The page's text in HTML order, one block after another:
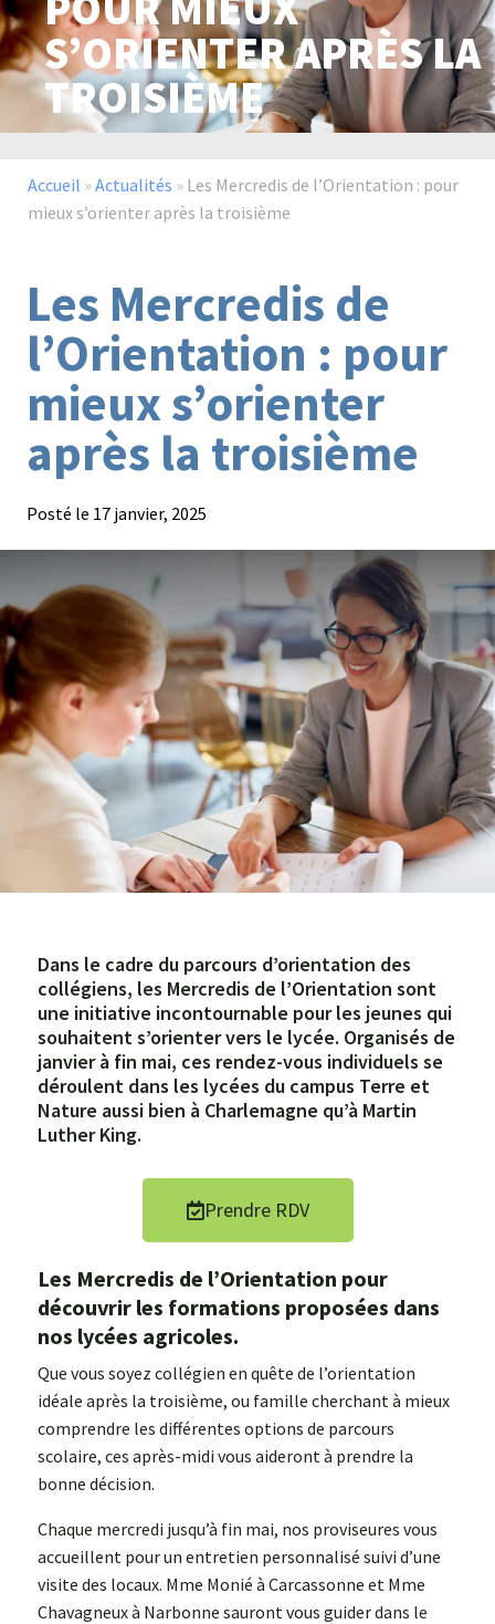
Paysage,
jardins
Trouver
voie
S’ORIENTER APRÈS LA
TROISIÈME
Accueil »Actualités » Les Mercredis de l’Orientation : pour
mieux s’orienter après la troisième
Les Mercredis de
l’Orientation : pour
mieux s’orienter
après la troisième
Posté le 17 janvier, 2025
Dans le cadre du parcours d’orientation des
collégiens, les Mercredis de l’Orientation sont
une initiative incontournable pour les jeunes qui
souhaitent s’orienter vers le lycée. Organisés de
janvier à fin mai, ces rendez-vous individuels se
déroulent dans les lycées du campus Terre et
Nature aussi bien à Charlemagne qu’à Martin
Luther King.
Prendre RDV
Les Mercredis de l’Orientation pour
découvrir les formations proposées dans
nos lycées agricoles.
Que vous soyez collégien en quête de l’orientation
idéale après la troisième, ou famille cherchant à mieux
comprendre les différentes options de parcours
scolaire, ces après-midi vous aideront à prendre la
bonne décision.
Chaque mercredi jusqu’à fin mai, nos proviseures vous
accueillent pour un entretien personnalisé suivi d’une
visite des locaux. Mme Monié à Carcassonne et Mme
Chavagneux à Narbonne sauront vous guider dans le